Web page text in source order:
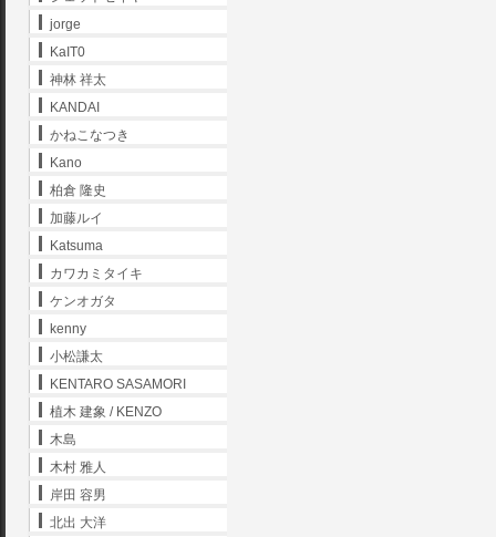
jorge
KaIT0
神林 祥太
KANDAI
かねこなつき
Kano
柏倉 隆史
加藤ルイ
Katsuma
カワカミタイキ
ケンオガタ
kenny
小松謙太
KENTARO SASAMORI
植木 建象 / KENZO
木島
木村 雅人
岸田 容男
北出 大洋